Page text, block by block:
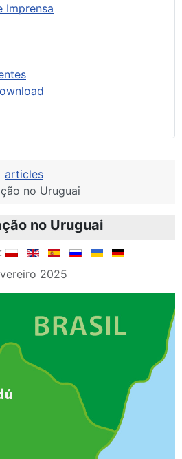
Imprensa
articles
no Uruguai
no Uruguai
2025